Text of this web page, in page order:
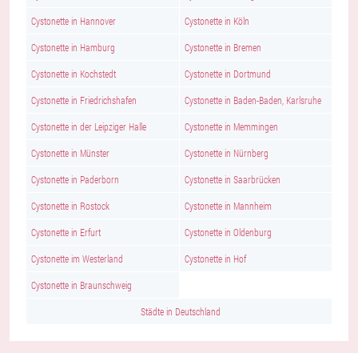
Cystonette in Hannover Cystonette in Köln
Cystonette in Hamburg Cystonette in Bremen
Cystonette in Kochstedt Cystonette in Dortmund
Cystonette in Friedrichshafen Cystonette in Baden-Baden, Karlsruhe
Cystonette in der Leipziger Halle Cystonette in Memmingen
Cystonette in Münster Cystonette in Nürnberg
Cystonette in Paderborn Cystonette in Saarbrücken
Cystonette in Rostock Cystonette in Mannheim
Cystonette in Erfurt Cystonette in Oldenburg
Cystonette im Westerland Cystonette in Hof
Cystonette in Braunschweig
Städte in Deutschland